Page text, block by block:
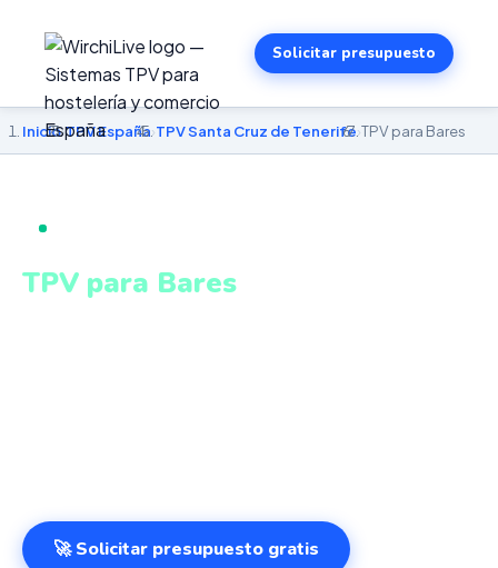
Solicitar presupuesto
Inicio›TPV España›TPV Santa Cruz de Tenerife›TPV para Bares
TPV para Bares
🚀 Solicitar presupuesto gratis